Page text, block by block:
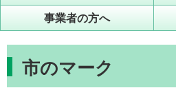
事業者の方へ
市のマーク